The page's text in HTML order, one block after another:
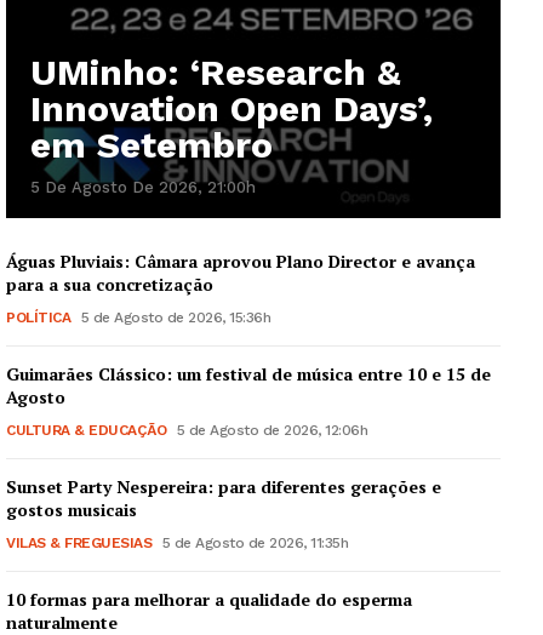
Guimarães, agora!
UMinho: ‘Research &
Innovation Open Days’,
em Setembro
5 De Agosto De 2026, 21:00h
Águas Pluviais: Câmara aprovou Plano Director e avança
para a sua concretização
POLÍTICA 5 de Agosto de 2026, 15:36h
Guimarães Clássico: um festival de música entre 10 e 15 de
Agosto
CULTURA & EDUCAÇÃO 5 de Agosto de 2026, 12:06h
Sunset Party Nespereira: para diferentes gerações e
gostos musicais
VILAS & FREGUESIAS 5 de Agosto de 2026, 11:35h
10 formas para melhorar a qualidade do esperma
naturalmente